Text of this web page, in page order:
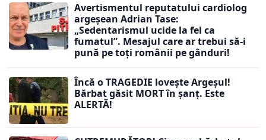
Avertismentul reputatului cardiolog
argeșean Adrian Tase:
„Sedentarismul ucide la fel ca
fumatul”. Mesajul care ar trebui să-i
pună pe toți românii pe gânduri!
Încă o TRAGEDIE lovește Argeșul!
Bărbat găsit MORT în șanț. Este
ALERTĂ!